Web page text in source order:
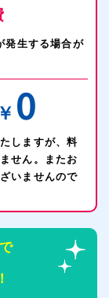
第139号
発生する場合が
￥ 0
しますが、料
せん。またお
いませんので
で